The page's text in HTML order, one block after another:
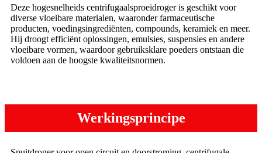
Deze hogesnelheids centrifugaalsproeidroger is geschikt voor
diverse vloeibare materialen, waaronder farmaceutische
producten, voedingsingrediënten, compounds, keramiek en meer.
Hij droogt efficiënt oplossingen, emulsies, suspensies en andere
vloeibare vormen, waardoor gebruiksklare poeders ontstaan ​​die
voldoen aan de hoogste kwaliteitsnormen.
Werkingsprincipe